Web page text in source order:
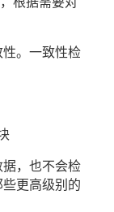
。一致性检
，也不会检
更高级别的